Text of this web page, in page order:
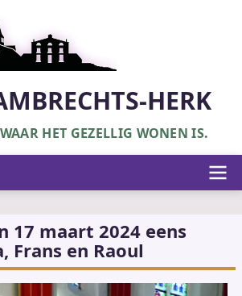
HERK
HET GEZELLIG WONEN IS.
17 maart 2024 eens
Frans en Raoul